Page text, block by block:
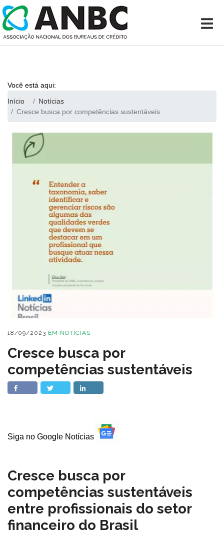
Você está aqui:
Início
Notícias
Cresce busca por competências sustentáveis
18/09/2023 EM NOTÍCIAS
Cresce busca por
competências sustentáveis
Siga no Google Notícias
Cresce busca por
competências sustentáveis
entre profissionais do setor
financeiro do Brasil